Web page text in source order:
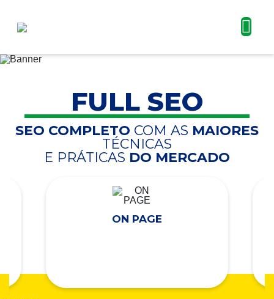
FULL SEO
SEO COMPLETO COM AS MAIORES
TÉCNICAS
E PRÁTICAS DO MERCADO
ON PAGE